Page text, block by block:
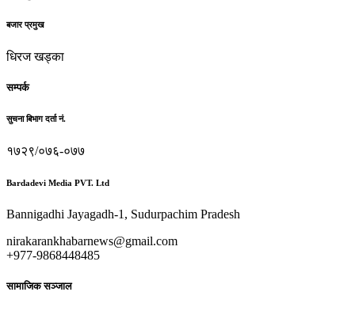
बजार प्रमुख
धिरज खड्का
सम्पर्क
सुचना बिभाग दर्ता नं.
१७२९/०७६-०७७
Bardadevi Media PVT. Ltd
Bannigadhi Jayagadh-1, Sudurpachim Pradesh
nirakarankhabarnews@gmail.com
+977-9868448485
सामाजिक सञ्जाल